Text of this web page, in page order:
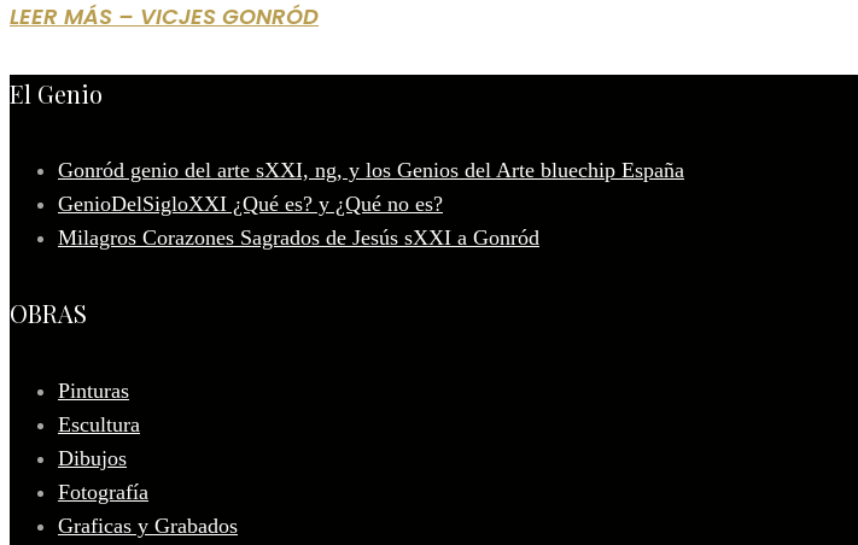
LEER MÁS – VICJES GONRÓD
El Genio
Gonród genio del arte sXXI, ng, y los Genios del Arte bluechip España
GenioDelSigloXXI ¿Qué es? y ¿Qué no es?
Milagros Corazones Sagrados de Jesús sXXI a Gonród
OBRAS
Pinturas
Escultura
Dibujos
Fotografía
Graficas y Grabados